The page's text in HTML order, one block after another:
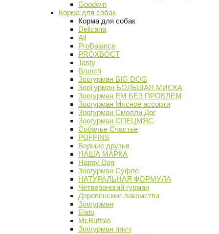
Goodwin
Корма для собак
Корма для собак
Delicana
All
ProBalance
PROХВОСТ
Tasty
Brunch
Зоогурман BIG DOG
ЗооГурман БОЛЬШАЯ МИСКА
Зоогурман ЕМ БЕЗ ПРОБЛЕМ
Зоогурман Мясное ассорти
Зоогурман Смолли Дог
Зоогурман СПЕЦМЯС
Собачье Счастье
PUFFINS
Верные друзья
НАША МАРКА
Happy Dog
Зоогурман Суфле
НАТУРАЛЬНАЯ ФОРМУЛА
Четвероногий гурман
Деревенские лакомства
Зоогурман
Elato
Mr.Buffalo
Зоогурман пауч